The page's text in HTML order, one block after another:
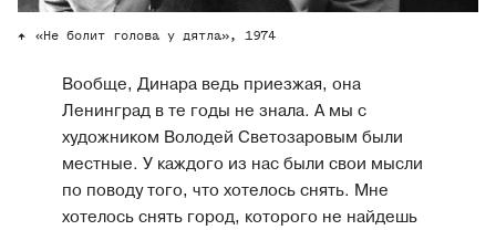
«Не болит голова у дятла», 1974
Вообще, Динара ведь приезжая, она
Ленинград в те годы не знала. А мы с
художником Володей Светозаровым были
местные. У каждого из нас были свои мысли
по поводу того, что хотелось снять. Мне
хотелось снять город, которого не найдешь